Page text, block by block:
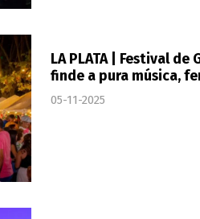
LA PLATA | Festival
finde a pura música,
05-11-2025